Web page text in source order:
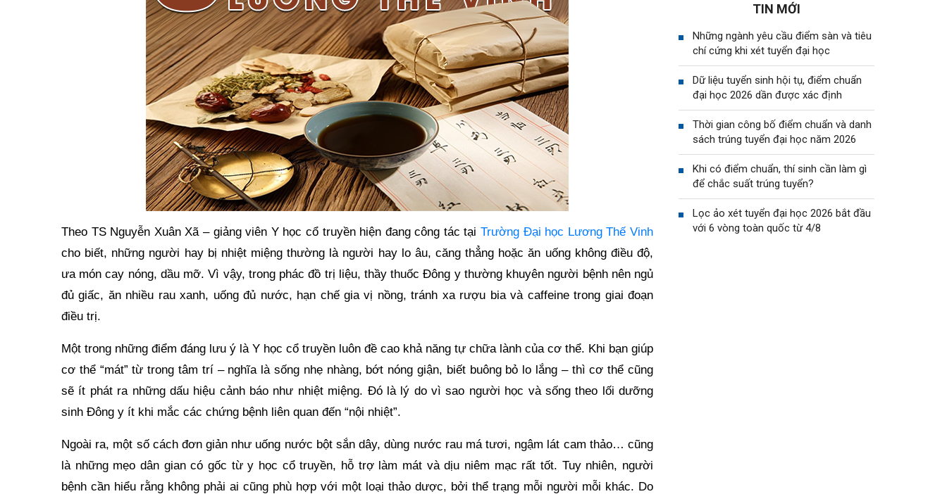
Theo TS Nguyễn Xuân Xã – giảng viên Y học cổ truyền hiện đang công tác tạiTrường Đại học Lương Thế Vinh
cho biết, những người hay bị nhiệt miệng thường là người hay lo âu, căng thẳng hoặc ăn uống không điều độ,
ưa món cay nóng, dầu mỡ. Vì vậy, trong phác đồ trị liệu, thầy thuốc Đông y thường khuyên người bệnh nên ngủ
đủ giấc, ăn nhiều rau xanh, uống đủ nước, hạn chế gia vị nồng, tránh xa rượu bia và caffeine trong giai đoạn
điều trị.
Một trong những điểm đáng lưu ý là Y học cổ truyền luôn đề cao khả năng tự chữa lành của cơ thể. Khi bạn giúp
cơ thể “mát” từ trong tâm trí – nghĩa là sống nhẹ nhàng, bớt nóng giận, biết buông bỏ lo lắng – thì cơ thể cũng
sẽ ít phát ra những dấu hiệu cảnh báo như nhiệt miệng. Đó là lý do vì sao người học và sống theo lối dưỡng
sinh Đông y ít khi mắc các chứng bệnh liên quan đến “nội nhiệt”.
Ngoài ra, một số cách đơn giản như uống nước bột sắn dây, dùng nước rau má tươi, ngậm lát cam thảo… cũng
là những mẹo dân gian có gốc từ y học cổ truyền, hỗ trợ làm mát và dịu niêm mạc rất tốt. Tuy nhiên, người
bệnh cần hiểu rằng không phải ai cũng phù hợp với một loại thảo dược, bởi thể trạng mỗi người mỗi khác. Do
TIN MỚI
Những ngành yêu cầu điểm sàn và tiêu
chí cứng khi xét tuyển đại học
Dữ liệu tuyển sinh hội tụ, điểm chuẩn
đại học 2026 dần được xác định
Thời gian công bố điểm chuẩn và danh
sách trúng tuyển đại học năm 2026
Khi có điểm chuẩn, thí sinh cần làm gì
để chắc suất trúng tuyển?
Lọc ảo xét tuyển đại học 2026 bắt đầu
với 6 vòng toàn quốc từ 4/8